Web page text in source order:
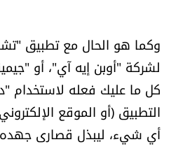
كاميرا
سجالات
صحّة وصحن
وكما هو الحال مع تطبيق
لشركة "أوبن إيه آي"، أو
كل ما عليك فعله
التطبيق (أو الموقع
أي شيء، ليبذل قصارى جهده